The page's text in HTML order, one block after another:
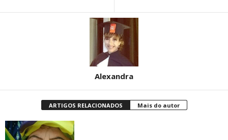
Alexandra
ARTIGOS RELACIONADOS Mais do autor